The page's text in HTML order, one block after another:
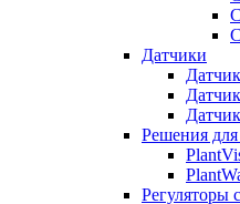
Датчики
Решения
Регуляторы